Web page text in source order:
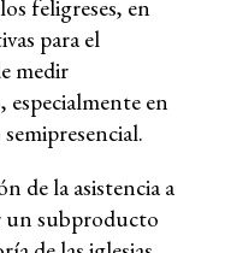
feligreses, en
para el
medir
en
de la asistencia a
un subproducto